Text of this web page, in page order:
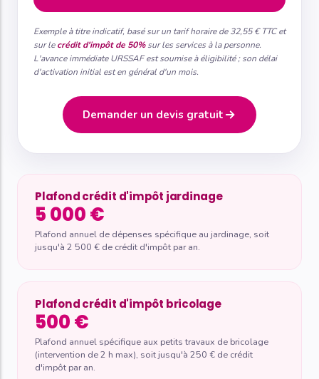
Exemple à titre indicatif, basé sur un tarif horaire de 32,55 € TTC et
sur lecrédit d'impôt de 50%sur les services à la personne.
L'avance immédiate URSSAF est soumise à éligibilité ; son délai
d'activation initial est en général d'un mois.
Demander un devis gratuit
Plafond crédit d'impôt jardinage
5 000 €
Plafond annuel de dépenses spécifique au jardinage, soit
jusqu'à 2 500 € de crédit d'impôt par an.
Plafond crédit d'impôt bricolage
500 €
Plafond annuel spécifique aux petits travaux de bricolage
(intervention de 2 h max), soit jusqu'à 250 € de crédit
d'impôt par an.